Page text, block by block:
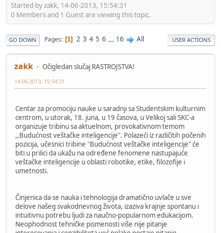
Started by zakk, 14-06-2013, 15:54:31
0 Members and 1 Guest are viewing this topic.
GO DOWN Pages 1 2 3 4 5 6 ... 16 All USER ACTIONS
zakk Očigledan slučaj RASTROJSTVA!
14-06-2013, 15:54:31
Centar za promociju nauke u saradnji sa Studentskim kulturnim
centrom, u utorak, 18. juna, u 19 časova, u Velikoj sali SKC-a
organizuje tribinu sa aktuelnom, provokativnom temom
,,Budućnost veštačke inteligencije". Polazeći iz različitih počenih
pozicija, učesnici tribine "Budućnost veštačke inteligencije" će
biti u prilici da ukažu na određene fenomene nastupajuće
veštačke inteligencije u oblasti robotike, etike, filozofije i
umetnosti.
Činjenica da se nauka i tehnologija dramatično uvlače u sve
delove našeg svakodnevnog života, izaziva krajnje spontanu i
intuitivnu potrebu ljudi za naučno-popularnom edukacijom.
Neophodnost tehničke pismenosti više nije pitanje